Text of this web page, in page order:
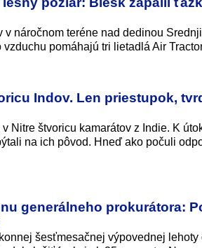
náročnom teréne nad dedinou
pomáhajú tri lietadlá Air
Indov. Len priestupok,
Nitre štvoricu kamarátov z Indie. K
na ich pôvod. Hneď ako počuli
generálneho prokurátora:
šesťmesačnej výpovednej lehoty